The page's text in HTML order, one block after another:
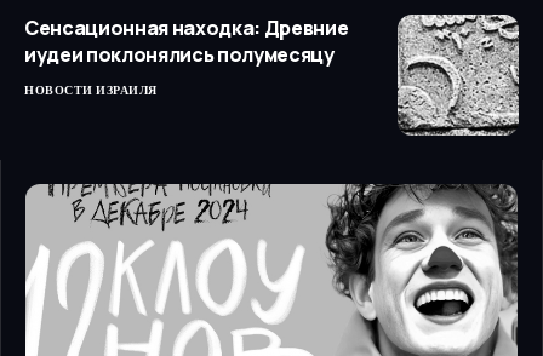
Сенсационная находка: Древние
иудеи поклонялись полумесяцу
НОВОСТИ ИЗРАИЛЯ